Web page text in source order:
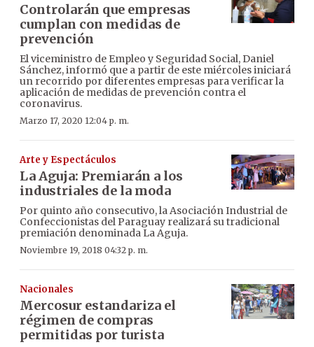
Controlarán que empresas
cumplan con medidas de
prevención
El viceministro de Empleo y Seguridad Social, Daniel
Sánchez, informó que a partir de este miércoles iniciará
un recorrido por diferentes empresas para verificar la
aplicación de medidas de prevención contra el
coronavirus.
Marzo 17, 2020 12:04 p. m.
Arte y Espectáculos
La Aguja: Premiarán a los
industriales de la moda
Por quinto año consecutivo, la Asociación Industrial de
Confeccionistas del Paraguay realizará su tradicional
premiación denominada La Aguja.
Noviembre 19, 2018 04:32 p. m.
Nacionales
Mercosur estandariza el
régimen de compras
permitidas por turista